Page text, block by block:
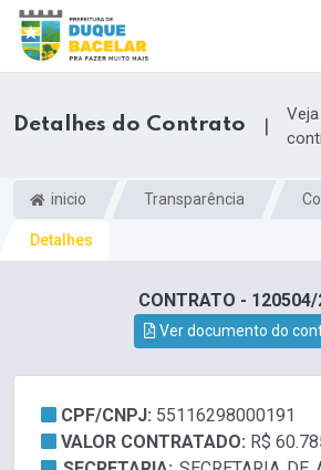
Detalhes do Contrato |
inicio Transparência
Detalhes
CONTRATO -
Ver documento do
CPF/CNPJ: 55116298000191
VALOR CONTRATADO: R$